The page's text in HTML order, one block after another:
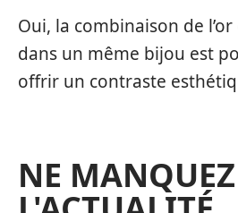
Oui, la combinaison de l’or
dans un même bijou est
offrir un contraste
NE